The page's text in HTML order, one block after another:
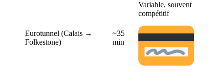
Eurotunnel (Calais →
Folkestone)
~35
min
Variable, souvent
compétitif